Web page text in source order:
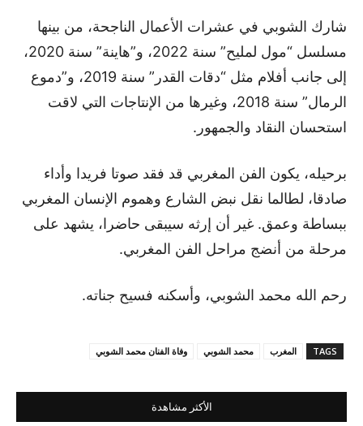
شارك الشوبي في عشرات الأعمال الناجحة، من بينها
مسلسل “مول لمليح” سنة 2022، و”هاينة” سنة 2020،
إلى جانب أفلام مثل “دقات القدر” سنة 2019، و”دموع
الرمال” سنة 2018، وغيرها من الإنتاجات التي لاقت
استحسان النقاد والجمهور.
برحيله، يكون الفن المغربي قد فقد صوتا فريدا وأداء
صادقا، لطالما نقل نبض الشارع وهموم الإنسان المغربي
ببساطة وعمق. غير أن إرثه سيبقى حاضرا، يشهد على
مرحلة من أنضج مراحل الفن المغربي.
رحم الله محمد الشوبي، وأسكنه فسيح جناته.
TAGS المغرب محمد الشوبي وفاة الفنان محمد الشوبي
الأكثر مشاهدة